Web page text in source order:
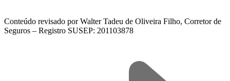
Conteúdo revisado por Walter Tadeu de Oliveira Filho, Corretor de
Seguros – Registro SUSEP: 201103878